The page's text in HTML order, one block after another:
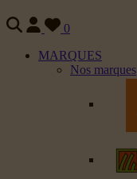
0
MARQUES
Nos marques